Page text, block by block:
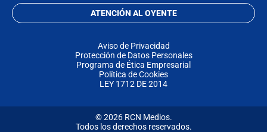
ATENCIÓN AL OYENTE
Aviso de Privacidad
Protección de Datos Personales
Programa de Ética Empresarial
Política de Cookies
LEY 1712 DE 2014
© 2026 RCN Medios.
Todos los derechos reservados.